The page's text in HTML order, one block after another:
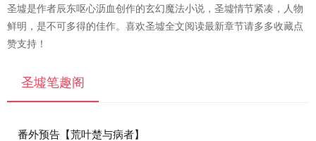
圣墟是作者辰东呕心沥血创作的玄幻魔法小说，圣墟情节紧凑，人物
鲜明，是不可多得的佳作。喜欢圣墟全文阅读最新章节请多多收藏点
赞支持！
圣墟笔趣阁
番外预告【荒叶楚与病者】